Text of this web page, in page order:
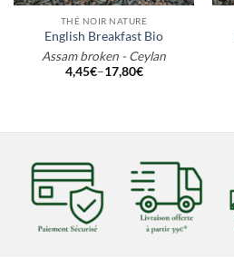
THÉ NOIR NATURE
English Breakfast Bio
Assam broken - Ceylan
4,45€–17,80€